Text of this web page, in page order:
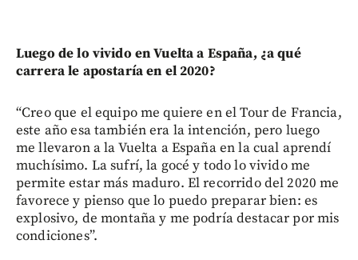
Luego de lo vivido en Vuelta a España, ¿a qué
carrera le apostaría en el 2020?
“Creo que el equipo me quiere en el Tour de Francia,
este año esa también era la intención, pero luego
me llevaron a la Vuelta a España en la cual aprendí
muchísimo. La sufrí, la gocé y todo lo vivido me
permite estar más maduro. El recorrido del 2020 me
favorece y pienso que lo puedo preparar bien: es
explosivo, de montaña y me podría destacar por mis
condiciones”.